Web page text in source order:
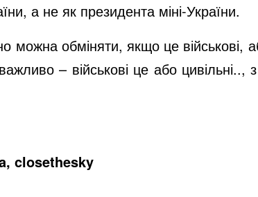
а не як президента міні-України.
можна обміняти, якщо це військові,
– військові це або
closethesky